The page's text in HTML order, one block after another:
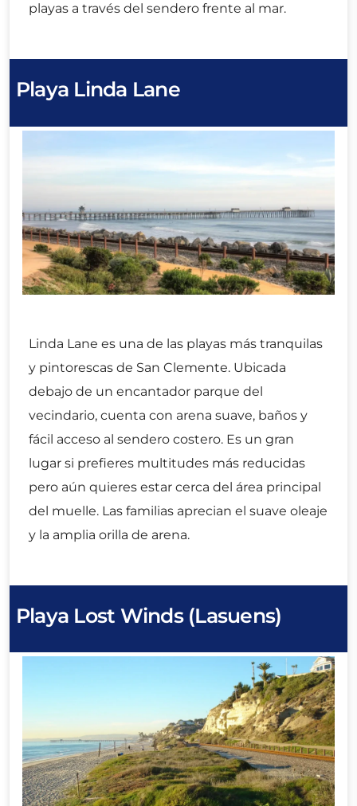
playas a través del sendero frente al mar.
Playa Linda Lane
Linda Lane es una de las playas más tranquilas
y pintorescas de San Clemente. Ubicada
debajo de un encantador parque del
vecindario, cuenta con arena suave, baños y
fácil acceso al sendero costero. Es un gran
lugar si prefieres multitudes más reducidas
pero aún quieres estar cerca del área principal
del muelle. Las familias aprecian el suave oleaje
y la amplia orilla de arena.
Playa Lost Winds (Lasuens)